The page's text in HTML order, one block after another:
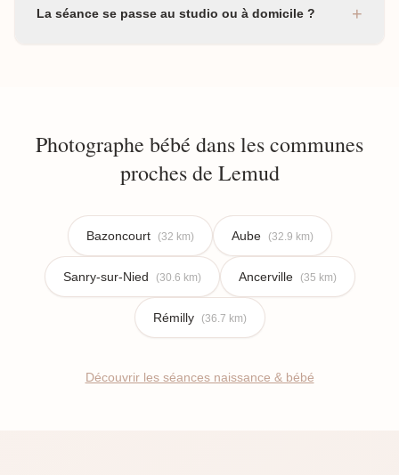
La séance se passe au studio ou à domicile ? +
Photographe bébé dans les communes
proches de Lemud
Bazoncourt (32 km) Aube (32.9 km)
Sanry-sur-Nied (30.6 km) Ancerville (35 km)
Rémilly (36.7 km)
Découvrir les séances naissance & bébé